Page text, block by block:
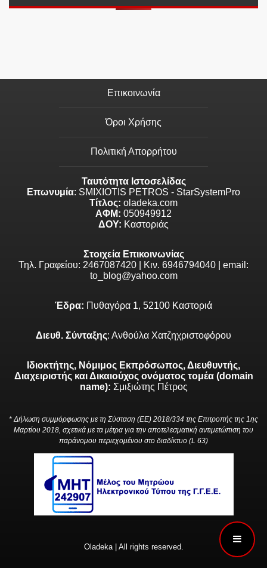
Επικοινωνία
Όροι Χρήσης
Πολιτική Απορρήτου
Ταυτότητα Ιστοσελίδας
Επωνυμία: SMIXIOTIS PETROS - StarSystemPro
Τίτλος: oladeka.com
ΑΦΜ: 050949912
ΔΟΥ: Καστοριάς
Στοιχεία Επικοινωνίας
Τηλ. Γραφείου: 2467087420 | Κιν. 6946794040 | email:
to_blog@yahoo.com
Έδρα: Πυθαγόρα 1, 52100 Καστοριά
Διευθ. Σύνταξης: Ανθούλα Χατζηχριστοφόρου
Ιδιοκτήτης, Νόμιμος Εκπρόσωπος, Διευθυντής,
Διαχειριστής και Δικαιούχος ονόματος τομέα (domain
name): Σμιξιώτης Πέτρος
* Δήλωση συμμόρφωσης με τη Σύσταση (ΕΕ) 2018/334 της Επιτροπής της 1ης
Μαρτίου 2018, σχετικά με τα μέτρα για την αποτελεσματική αντιμετώπιση του
παράνομου περιεχομένου στο διαδίκτυο (L 63)
Oladeka | All rights reserved.